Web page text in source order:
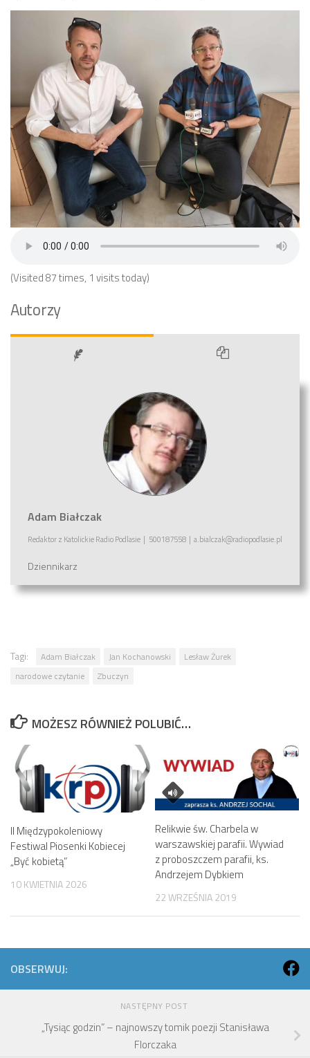
(Visited 87 times, 1 visits today)
Autorzy
Adam Białczak
Redaktorz Katolickie Radio Podlasie | 500187558 | a.bialczak@radiopodlasie.pl
Dziennikarz
Tagi: Adam Białczak Jan Kochanowski
Lesław Żurek
narodowe czytanie
Zbuczyn
MOŻESZ RÓWNIEŻ POLUBIĆ…
II Międzypokoleniowy
Festiwal Piosenki Kobiecej
„Być kobietą”
10 KWIETNIA 2026
Relikwie św. Charbela w
warszawskiej parafii. Wywiad
z proboszczem parafii, ks.
Andrzejem Dybkiem
22 WRZEŚNIA 2019
OBSERWUJ:
NASTĘPNY POST
„Tysiąc godzin” – najnowszy tomik poezji Stanisława
Florczaka